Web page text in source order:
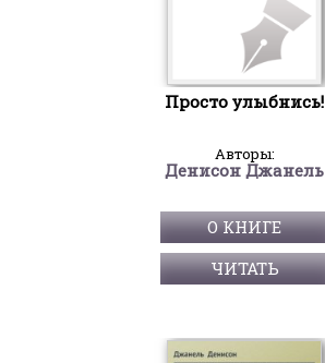
Просто улыбнись!
Авторы:
Денисон Джанель
О КНИГЕ
ЧИТАТЬ